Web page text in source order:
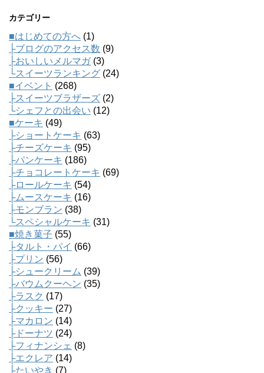
カテゴリー
■はじめての方へ (1)
├ブログのアクセス数 (9)
├おいしいメルマガ(3)
└スイーツランキング (24)
■イベント (268)
├スイーツブラザーズ (2)
└シェフとの出会い (12)
■ケーキ (49)
├ショートケーキ (63)
├チーズケーキ (95)
├パンケーキ (186)
├チョコレートケーキ (69)
├ロールケーキ (54)
├ムースケーキ (16)
├モンブラン (38)
└スペシャルケーキ (31)
■焼き菓子 (55)
├タルト・パイ (66)
├プリン (56)
├シュークリーム (39)
├バウムクーヘン (35)
├ラスク (17)
├クッキー (27)
├マカロン (14)
├ドーナツ (24)
├フィナンシェ (8)
├エクレア (14)
├たいやき (7)